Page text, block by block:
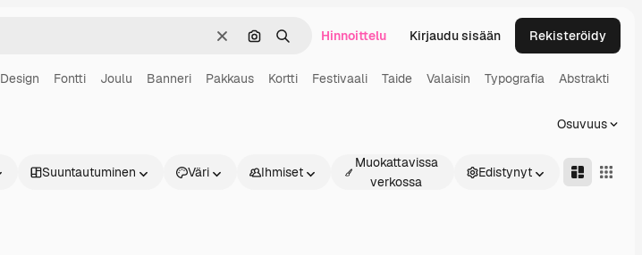
SelkeäHae kuvan perusteella
Haku Hinnoittelu Kirjaudu sisään Rekisteröidy
Design Fontti Joulu Banneri Pakkaus Kortti Festivaali Taide Valaisin Typografia Abstrakti
Osuvuus
Suuntautuminen Väri Ihmiset
Muokattavissa
verkossa
Edistynyt